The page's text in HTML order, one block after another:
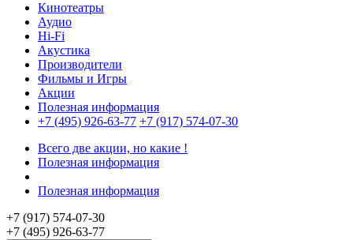
Кинотеатры
Аудио
Hi-Fi
Акустика
Производители
Фильмы и Игры
Акции
Полезная информация
+7 (495) 926-63-77 +7 (917) 574-07-30
Всего две акции, но какие !
Полезная информация
Полезная информация
+7 (917) 574-07-30
+7 (495) 926-63-77